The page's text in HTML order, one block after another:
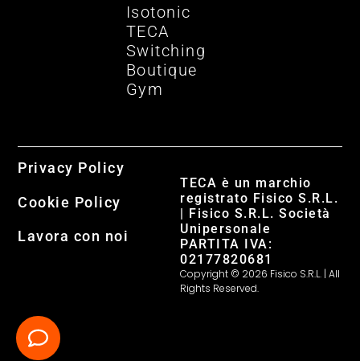
Isotonic
TECA
Switching
Boutique
Gym
TECA è un marchio
registrato Fisico S.R.L.
| Fisico S.R.L. Società
Unipersonale
PARTITA IVA:
02177820681
Copyright © 2026 Fisico S.R.L. | All
Rights Reserved.
Privacy Policy
Cookie Policy
Lavora con noi